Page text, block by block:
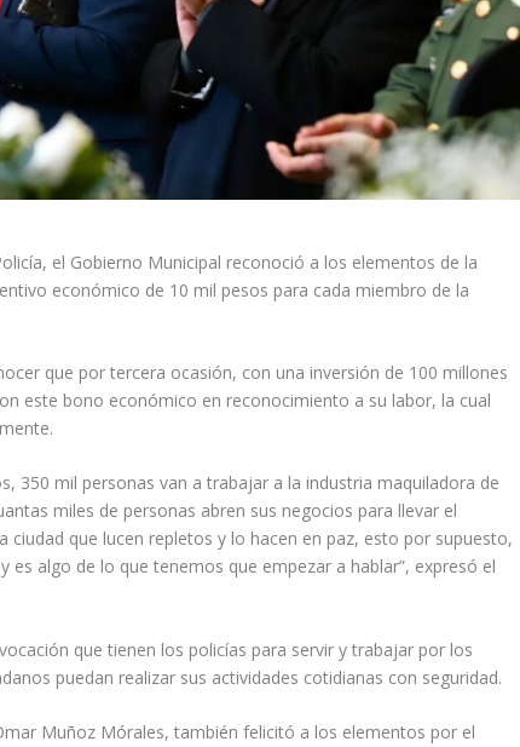
el Gobierno Municipal reconoció a los elementos de la
económico de 10 mil pesos para cada miembro de la
que por tercera ocasión, con una inversión de 100 millones
este bono económico en reconocimiento a su labor, la cual
350 mil personas van a trabajar a la industria maquiladora de
miles de personas abren sus negocios para llevar el
que lucen repletos y lo hacen en paz, esto por supuesto,
algo de lo que tenemos que empezar a hablar”, expresó el
que tienen los policías para servir y trabajar por los
puedan realizar sus actividades cotidianas con seguridad.
Muñoz Mórales, también felicitó a los elementos por el